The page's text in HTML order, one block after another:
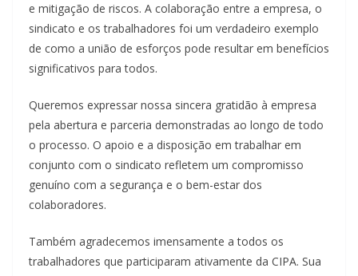
e mitigação de riscos. A colaboração entre a empresa, o
sindicato e os trabalhadores foi um verdadeiro exemplo
de como a união de esforços pode resultar em benefícios
significativos para todos.
Queremos expressar nossa sincera gratidão à empresa
pela abertura e parceria demonstradas ao longo de todo
o processo. O apoio e a disposição em trabalhar em
conjunto com o sindicato refletem um compromisso
genuíno com a segurança e o bem-estar dos
colaboradores.
Também agradecemos imensamente a todos os
trabalhadores que participaram ativamente da CIPA. Sua